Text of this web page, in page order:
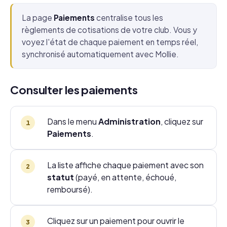
La page Paiements centralise tous les
règlements de cotisations de votre club. Vous y
voyez l'état de chaque paiement en temps réel,
synchronisé automatiquement avec Mollie.
Consulter les paiements
Dans le menuAdministration, cliquez sur
Paiements.
La liste affiche chaque paiement avec son
statut(payé, en attente, échoué,
remboursé).
Cliquez sur un paiement pour ouvrir le